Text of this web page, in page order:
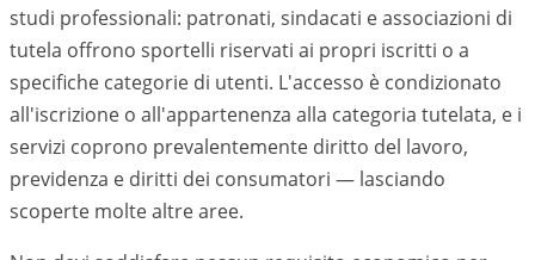
studi professionali: patronati, sindacati e associazioni di
tutela offrono sportelli riservati ai propri iscritti o a
specifiche categorie di utenti. L'accesso è condizionato
all'iscrizione o all'appartenenza alla categoria tutelata, e i
servizi coprono prevalentemente diritto del lavoro,
previdenza e diritti dei consumatori — lasciando
scoperte molte altre aree.